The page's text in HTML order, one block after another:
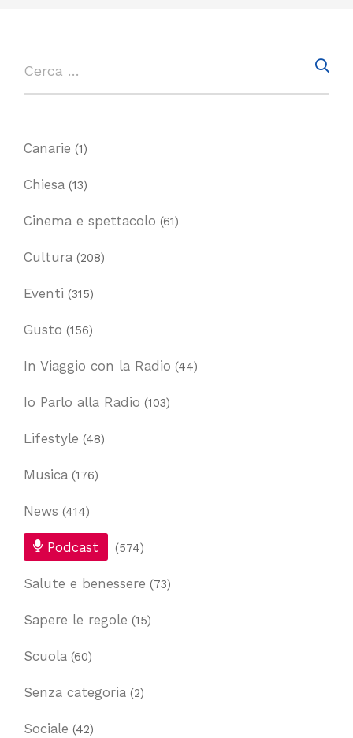
Canarie (1)
Chiesa (13)
Cinema e spettacolo (61)
Cultura (208)
Eventi (315)
Gusto (156)
In Viaggio con la Radio (44)
Io Parlo alla Radio (103)
Lifestyle (48)
Musica (176)
News (414)
Podcast (574)
Salute e benessere (73)
Sapere le regole (15)
Scuola (60)
Senza categoria (2)
Sociale (42)